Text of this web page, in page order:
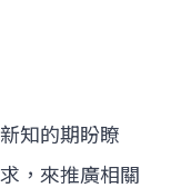
知的期盼瞭
，來推廣相關